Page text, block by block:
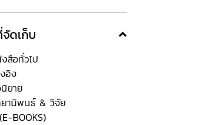
ดเก็บ
สือทั่วไป
อิง
ยาย
านิพนธ์ & วิจัย
BOOKS)